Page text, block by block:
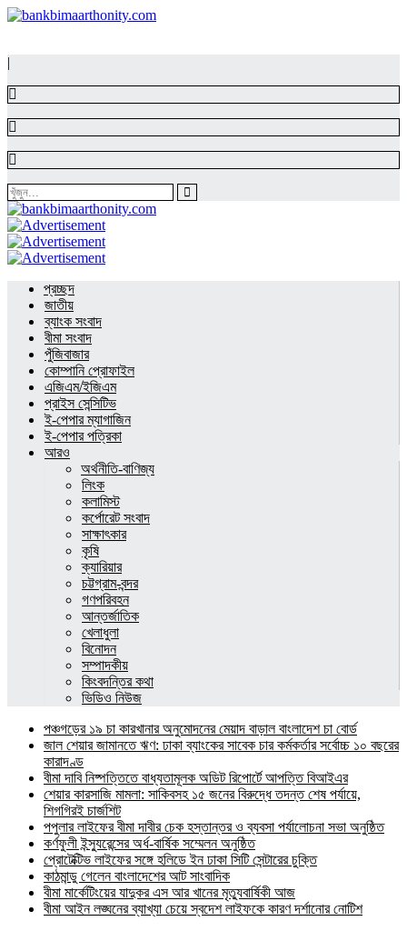
|
প্রচ্ছদ
জাতীয়
ব্যাংক সংবাদ
বীমা সংবাদ
পুঁজিবাজার
কোম্পানি প্রোফাইল
এজিএম/ইজিএম
প্রাইস সেন্সিটিভ
ই-পেপার ম্যাগাজিন
ই-পেপার পত্রিকা
আরও
অর্থনীতি-বাণিজ্য
লিংক
কলামিস্ট
কর্পোরেট সংবাদ
সাক্ষাৎকার
কৃষি
ক্যারিয়ার
চট্টগ্রাম-বন্দর
গণপরিবহন
আন্তর্জাতিক
খেলাধুলা
বিনোদন
সম্পাদকীয়
কিংবদন্তির কথা
ভিডিও নিউজ
পঞ্চগড়ের ১৯ চা কারখানার অনুমোদনের মেয়াদ বাড়াল বাংলাদেশ চা বোর্ড
জাল শেয়ার জামানতে ঋণ: ঢাকা ব্যাংকের সাবেক চার কর্মকর্তার সর্বোচ্চ ১০ বছরের
কারাদণ্ড
বীমা দাবি নিষ্পত্তিতে বাধ্যতামূলক অডিট রিপোর্টে আপত্তি বিআইএর
শেয়ার কারসাজি মামলা: সাকিবসহ ১৫ জনের বিরুদ্ধে তদন্ত শেষ পর্যায়ে,
শিগগিরই চার্জশিট
পপুলার লাইফের বীমা দাবীর চেক হস্তান্তর ও ব্যবসা পর্যালোচনা সভা অনুষ্ঠিত
কর্ণফুলী ইন্স্যুরেন্সের অর্ধ-বার্ষিক সম্মেলন অনুষ্ঠিত
প্রোটেক্টিভ লাইফের সঙ্গে হলিডে ইন ঢাকা সিটি সেন্টারের চুক্তি
কাঠমান্ডু গেলেন বাংলাদেশের আট সাংবাদিক
বীমা মার্কেটিংয়ের যাদুকর এস আর খানের মৃত্যুবার্ষিকী আজ
বীমা আইন লঙ্ঘনের ব্যাখ্যা চেয়ে স্বদেশ লাইফকে কারণ দর্শানোর নোটিশ